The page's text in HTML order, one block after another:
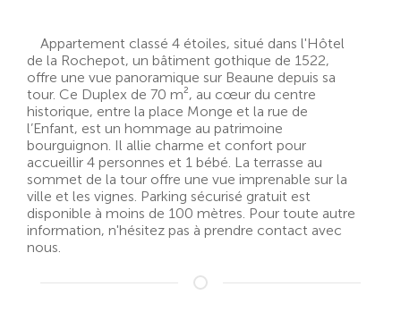
Appartement classé 4 étoiles, situé dans l'Hôtel
de la Rochepot, un bâtiment gothique de 1522,
offre une vue panoramique sur Beaune depuis sa
tour. Ce Duplex de 70 m², au cœur du centre
historique, entre la place Monge et la rue de
l’Enfant, est un hommage au patrimoine
bourguignon. Il allie charme et confort pour
accueillir 4 personnes et 1 bébé. La terrasse au
sommet de la tour offre une vue imprenable sur la
ville et les vignes. Parking sécurisé gratuit est
disponible à moins de 100 mètres. Pour toute autre
information, n'hésitez pas à prendre contact avec
nous.